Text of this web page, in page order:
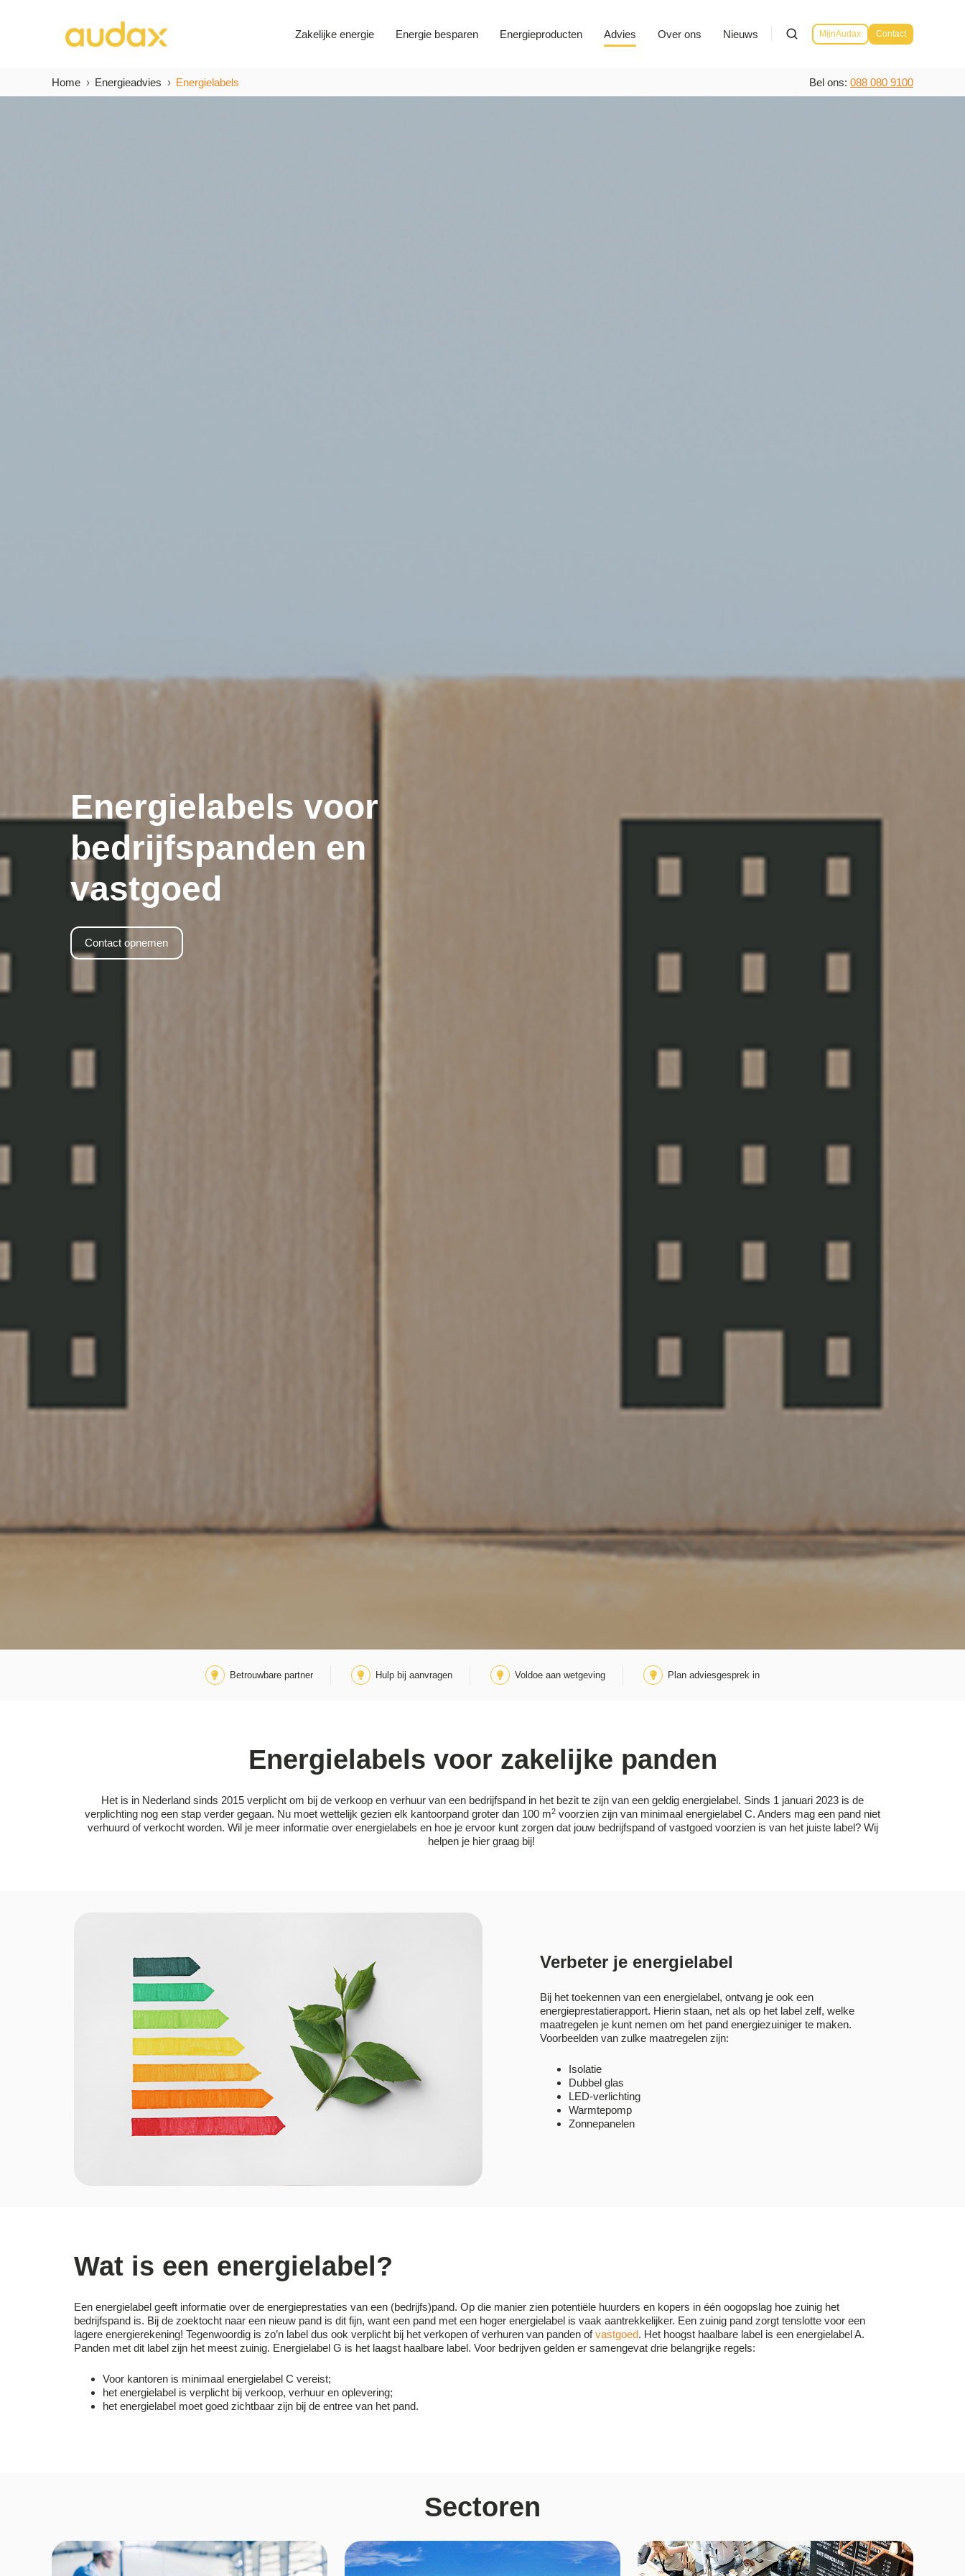
Zakelijke energie Energie besparen Energieproducten Advies Over ons Nieuws MijnAudax Contact
Home Energieadvies Energielabels Bel ons: 088 080 9100
Energielabels voor
bedrijfspanden en
vastgoed
Contact opnemen
Betrouwbare partner Hulp bij aanvragen Voldoe aan wetgeving Plan adviesgesprek in
Energielabels voor zakelijke panden
Het is in Nederland sinds 2015 verplicht om bij de verkoop en verhuur van een bedrijfspand in het bezit te zijn van een geldig energielabel. Sinds 1 januari 2023 is de
verplichting nog een stap verder gegaan. Nu moet wettelijk gezien elk kantoorpand groter dan 100 m2 voorzien zijn van minimaal energielabel C. Anders mag een pand niet
verhuurd of verkocht worden. Wil je meer informatie over energielabels en hoe je ervoor kunt zorgen dat jouw bedrijfspand of vastgoed voorzien is van het juiste label? Wij
helpenje hier graag bij!
Verbeter je energielabel
Bij het toekennen van een energielabel, ontvang je ook een
energieprestatierapport. Hierin staan, net als op het label zelf, welke
maatregelen je kunt nemen om het pand energiezuiniger te maken.
Voorbeelden van zulke maatregelen zijn:
Isolatie
Dubbel glas
LED-verlichting
Warmtepomp
Zonnepanelen
Wat is een energielabel?
Een energielabel geeft informatie over de energieprestaties van een (bedrijfs)pand. Op die manier zien potentiële huurders en kopers in één oogopslag hoe zuinig het
bedrijfspand is. Bij de zoektocht naar een nieuw pand is dit fijn, want een pand met een hoger energielabel is vaak aantrekkelijker. Een zuinig pand zorgt tenslotte voor een
lagere energierekening! Tegenwoordig is zo’n label dus ook verplicht bij het verkopen of verhuren van panden ofvastgoed. Het hoogst haalbare label is een energielabel A.
Panden met dit label zijn het meest zuinig. Energielabel G is het laagst haalbare label. Voor bedrijven gelden er samengevat drie belangrijke regels:
Voor kantoren is minimaal energielabel C vereist;
het energielabel is verplicht bij verkoop, verhuur en oplevering;
het energielabel moet goed zichtbaar zijn bij de entree van het pand.
Sectoren